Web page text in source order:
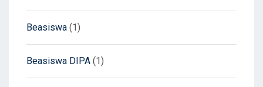
Beasiswa (1)
Beasiswa DIPA (1)